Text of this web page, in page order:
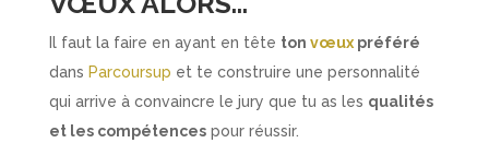
Il faut la faire en ayant en tête ton vœux préféré
dans Parcoursup et te construire une personnalité
qui arrive à convaincre le jury que tu as les qualités
et les compétencespour réussir.